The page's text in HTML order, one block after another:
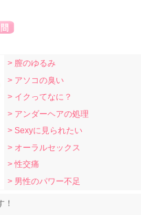
> 膣のゆるみ
> アソコの臭い
> イクってなに？
> アンダーヘアの処理
> Sexyに見られたい
> オーラルセックス
> 性交痛
> 男性のパワー不足
！